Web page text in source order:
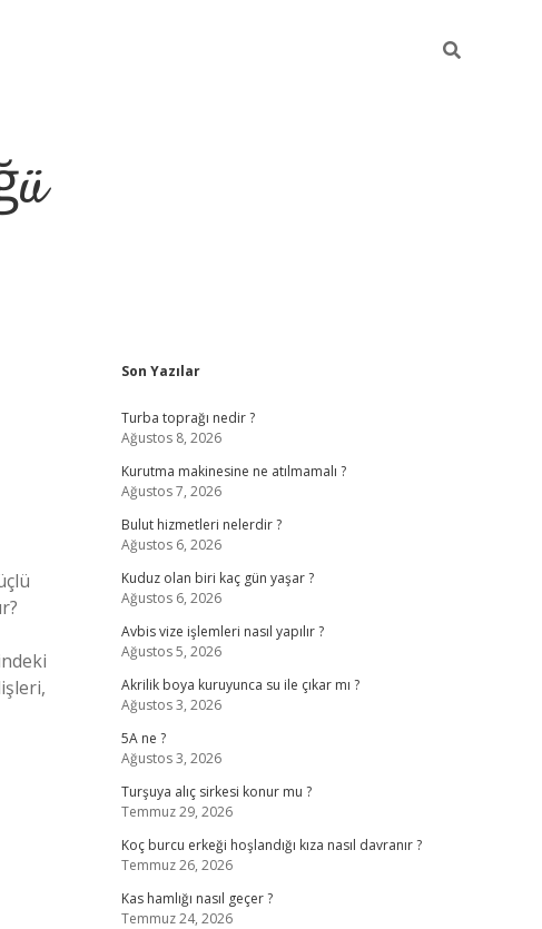
Sidebar
Son Yazılar
Turba toprağı nedir ?
Ağustos 8, 2026
Kurutma makinesine ne atılmamalı ?
Ağustos 7, 2026
Bulut hizmetleri nelerdir ?
Ağustos 6, 2026
Kuduz olan biri kaç gün yaşar ?
Ağustos 6, 2026
Avbis vize işlemleri nasıl yapılır ?
Ağustos 5, 2026
Akrilik boya kuruyunca su ile çıkar mı ?
Ağustos 3, 2026
5A ne ?
Ağustos 3, 2026
Turşuya alıç sirkesi konur mu ?
Temmuz 29, 2026
Koç burcu erkeği hoşlandığı kıza nasıl davranır ?
Temmuz 26, 2026
Kas hamlığı nasıl geçer ?
Temmuz 24, 2026